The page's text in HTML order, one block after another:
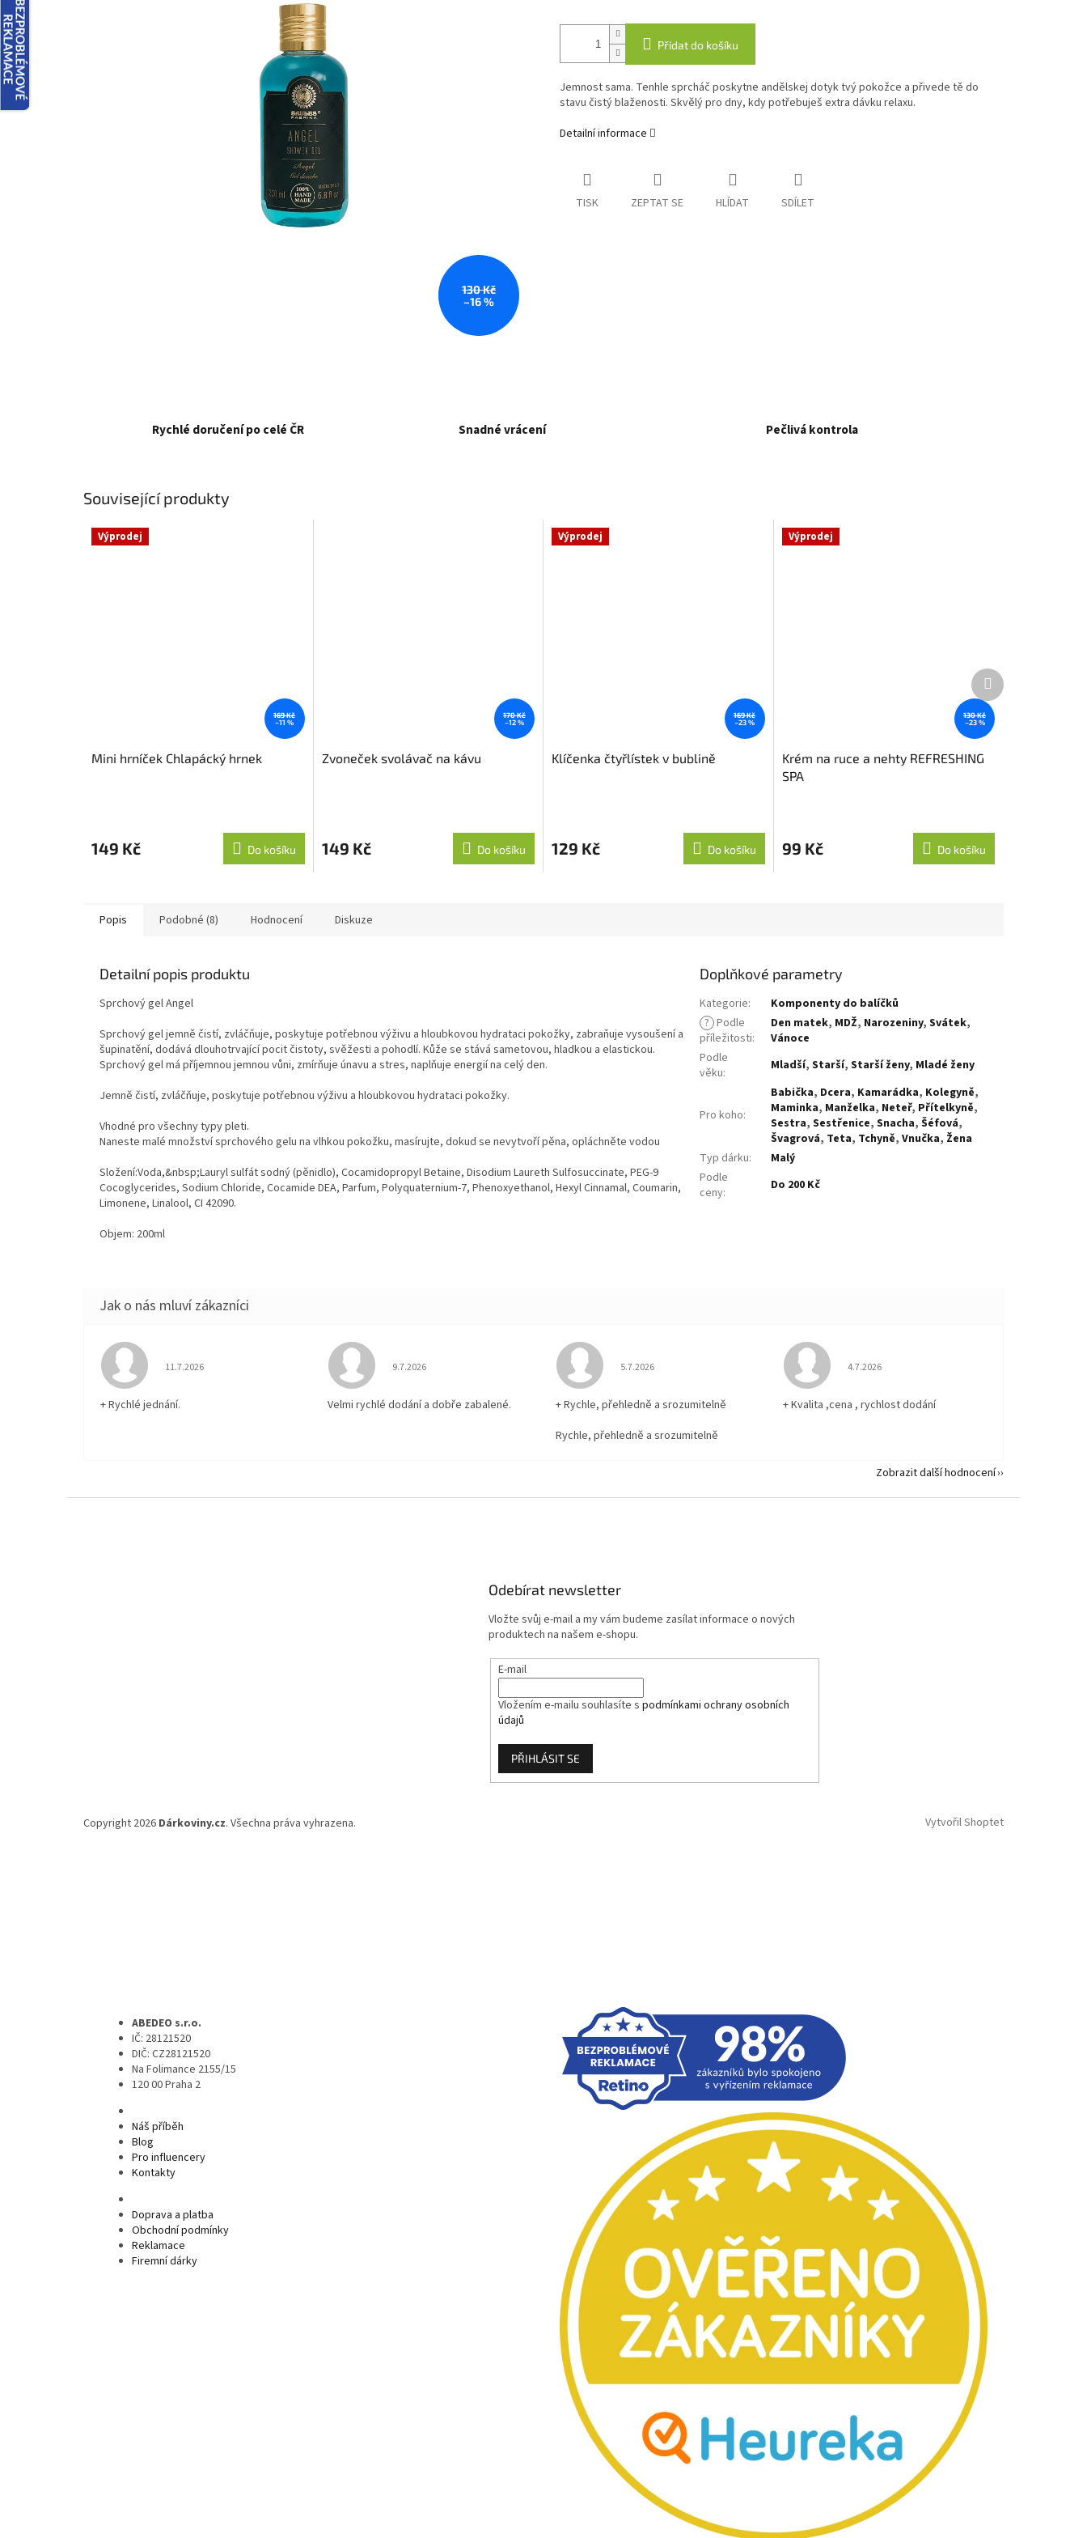
130 Kč
–16 %
Přidat do košíku
Jemnost sama. Tenhle sprcháč poskytne andělskej dotyk tvý pokožce a přivede tě do
stavu čistý blaženosti. Skvělý pro dny, kdy potřebuješ extra dávku relaxu.
Detailní informace
TISK ZEPTAT SE HLÍDAT SDÍLET
Rychlé doručení po celé ČR Snadné vrácení Pečlivá kontrola
Související produkty
Výprodej
169 Kč
–11 %
Mini hrníček Chlapácký hrnek
149 Kč Do košíku
170 Kč
–12 %
Zvoneček svolávač na kávu
produktu
je
hvězdiček.
149 Kč Do košíku
Výprodej
169 Kč
–23 %
Klíčenka čtyřlístek v bublině
129 Kč Do košíku
Výprodej
130 Kč
–23 %
Krém na ruce a nehty REFRESHING
SPA
99 Kč Do košíku
Další
produkt
Popis Podobné (8) Hodnocení Diskuze
Detailní popis produktu
Sprchový gel Angel
Sprchový gel jemně čistí, zvláčňuje, poskytuje potřebnou výživu a hloubkovou hydrataci pokožky, zabraňuje vysoušení a
šupinatění, dodává dlouhotrvající pocit čistoty, svěžesti a pohodlí. Kůže se stává sametovou, hladkou a elastickou.
Sprchový gel má příjemnou jemnou vůni, zmírňuje únavu a stres, naplňuje energií na celý den.
Jemně čistí, zvláčňuje, poskytuje potřebnou výživu a hloubkovou hydrataci pokožky.
Vhodné pro všechny typy pleti.
Naneste malé množství sprchového gelu na vlhkou pokožku, masírujte, dokud se nevytvoří pěna, opláchněte vodou
Složení:Voda,&nbsp;Lauryl sulfát sodný (pěnidlo), Cocamidopropyl Betaine, Disodium Laureth Sulfosuccinate, PEG-9
Cocoglycerides, Sodium Chloride, Cocamide DEA, Parfum, Polyquaternium-7, Phenoxyethanol, Hexyl Cinnamal, Coumarin,
Limonene, Linalool, CI 42090.
Objem: 200ml
Doplňkové parametry
Kategorie:
Komponenty do balíčků
? Podle
příležitosti:
Den matek, MDŽ, Narozeniny,Svátek,
Vánoce
Podle
věku: Mladší,Starší,Starší ženy, Mladé ženy
Pro koho:
Babička, Dcera, Kamarádka, Kolegyně,
Maminka, Manželka, Neteř, Přítelkyně,
Sestra,Sestřenice,Snacha,Šéfová,
Švagrová, Teta, Tchyně,Vnučka, Žena
Typ dárku:
Malý
Podle
ceny: Do 200 Kč
Hodnocení obchodu je 5 z 5 hvězdiček.
11.7.2026
+ Rychlé jednání.
Hodnocení obchodu je 5 z 5 hvězdiček.
9.7.2026
Velmi rychlé dodání a dobře zabalené.
Hodnocení obchodu je 5 z 5 hvězdiček.
5.7.2026
+ Rychle, přehledně a srozumitelně
Rychle, přehledně a srozumitelně
Hodnocení obchodu je 5 z 5 hvězdiček.
4.7.2026
+ Kvalita ,cena , rychlost dodání
Zobrazit další hodnocení
Odebírat newsletter
Vložte svůj e-mail a my vám budeme zasílat informace o nových
produktech na našem e-shopu.
E-mail
Vložením e-mailu souhlasíte s podmínkami ochrany osobních
údajů
PŘIHLÁSIT SE
Vytvořil Shoptet
Copyright 2026 Dárkoviny.cz. Všechna práva vyhrazena.
ABEDEO s.r.o.
IČ: 28121520
DIČ: CZ28121520
Na Folimance 2155/15
120 00 Praha 2
Náš příběh
Blog
Pro influencery
Kontakty
Doprava a platba
Obchodní podmínky
Reklamace
Firemní dárky